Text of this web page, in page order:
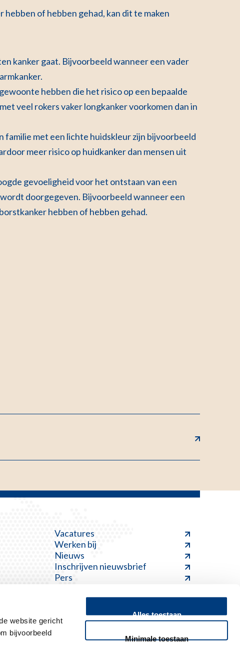
website gericht
bijvoorbeeld
Alles toestaan
Minimale toestaan
of hebben gehad, kan dit te maken
kanker gaat. Bijvoorbeeld wanneer een vader
hebben die het risico op een bepaalde
veel rokers vaker longkanker voorkomen dan in
familie met een lichte huidskleur zijn bijvoorbeeld
meer risico op huidkanker dan mensen uit
gevoeligheid voor het ontstaan van een
doorgegeven. Bijvoorbeeld wanneer een
hebben of hebben gehad.
Vacatures
Werken bij
Nieuws
Inschrijven nieuwsbrief
Pers
Feedback